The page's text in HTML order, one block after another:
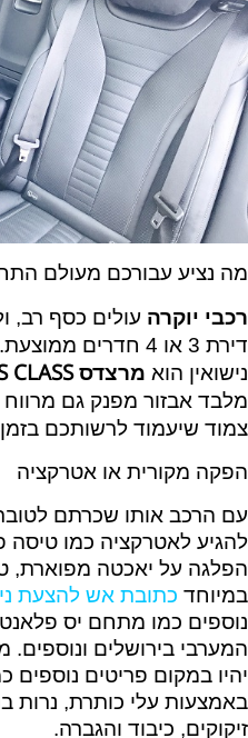
מה נציע עבורכם מעולם
רכבי יוקרה עולים כסף רב,
דירת 3 או 4
נישואין הוא מרצדסCLASS
מלבד אבזור מפנק גם
צמוד שיעמוד לרשותכם
הפקה מקורית או אטרקציה
עם הרכב אותו שכרתם
להגיע לאטרקציה כמו
הפלגה על יאכטה מפוארת,
במיוחד כתובת אש להצעת
נוספים כמו מתחם יס פלאנט
המערבי בירושלים
יהיו במקום פריטים נוספים
באמצעות עלי כותרת, נרות
זיקוקים, כיבוד והגברה.